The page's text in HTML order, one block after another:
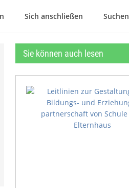
Sich anschließen Suchen
Sie können auch lesen